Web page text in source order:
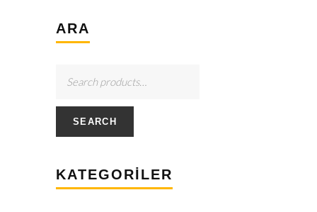
ARA
SEARCH
KATEGORILER